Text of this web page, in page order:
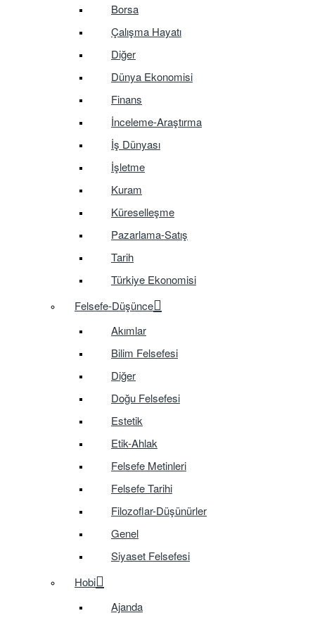
Borsa
Çalışma Hayatı
Diğer
Dünya Ekonomisi
Finans
İnceleme-Araştırma
İş Dünyası
İşletme
Kuram
Küreselleşme
Pazarlama-Satış
Tarih
Türkiye Ekonomisi
Felsefe-Düşünce
Akımlar
Bilim Felsefesi
Diğer
Doğu Felsefesi
Estetik
Etik-Ahlak
Felsefe Metinleri
Felsefe Tarihi
Filozoflar-Düşünürler
Genel
Siyaset Felsefesi
Hobi
Ajanda